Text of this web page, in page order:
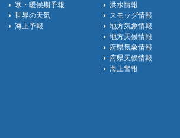
寒・暖候期予報
世界の天気
海上予報
洪水情報
スモッグ情報
地方気象情報
地方天候情報
府県気象情報
府県天候情報
海上警報